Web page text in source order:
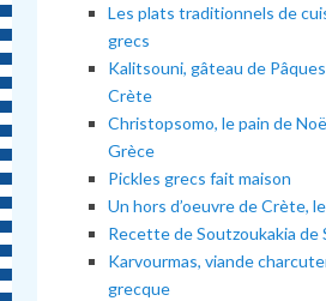
Les plats traditionnels de
grecs
Kalitsouni, gâteau de
Crète
Christopsomo, le pain de
Grèce
Pickles grecs fait maison
Un hors d’oeuvre de Crète,
Recette de Soutzoukakia de
Karvourmas, viande
grecque